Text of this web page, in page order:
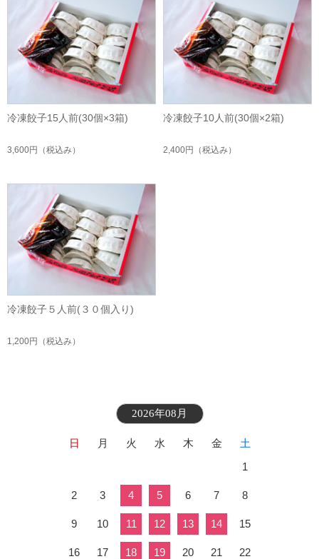
冷凍餃子15人前(30個×3箱)
3,600円 （税込み）
冷凍餃子10人前(30個×2箱)
2,400円 （税込み）
冷凍餃子５人前(３０個入り)
1,200円 （税込み）
2026年08月
日 月 火 水 木 金
土
1
2 3 4 5 6 7 8
9 10 11 12 13 14 15
16 17 18 19 20 21 22